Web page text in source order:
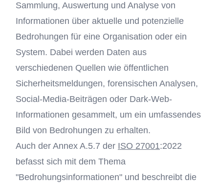
Sammlung, Auswertung und Analyse von
Informationen über aktuelle und potenzielle
Bedrohungen für eine Organisation oder ein
System. Dabei werden Daten aus
verschiedenen Quellen wie öffentlichen
Sicherheitsmeldungen, forensischen Analysen,
Social-Media-Beiträgen oder Dark-Web-
Informationen gesammelt, um ein umfassendes
Bild von Bedrohungen zu erhalten.
Auch der Annex A.5.7 der ISO 27001:2022
befasst sich mit dem Thema
"Bedrohungsinformationen" und beschreibt die